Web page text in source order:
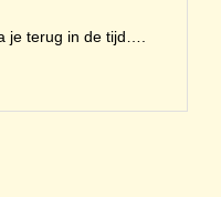
je terug in de tijd….